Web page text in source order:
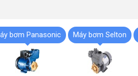
bơm Panasonic Máy bơm Selton